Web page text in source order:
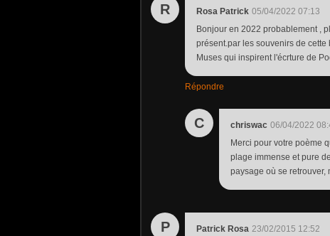
R Rosa Patrick 05/04/2022 07:13
Bonjour en 2022 probablement ,
présent.par les souvenirs de
Muses qui inspirent l'écrture de
Répondre
C chriswac 06/04/2022
Merci pour votre poème
plage immense et pure
paysage où se
P Patrick Rosa 23/02/2015 12:52